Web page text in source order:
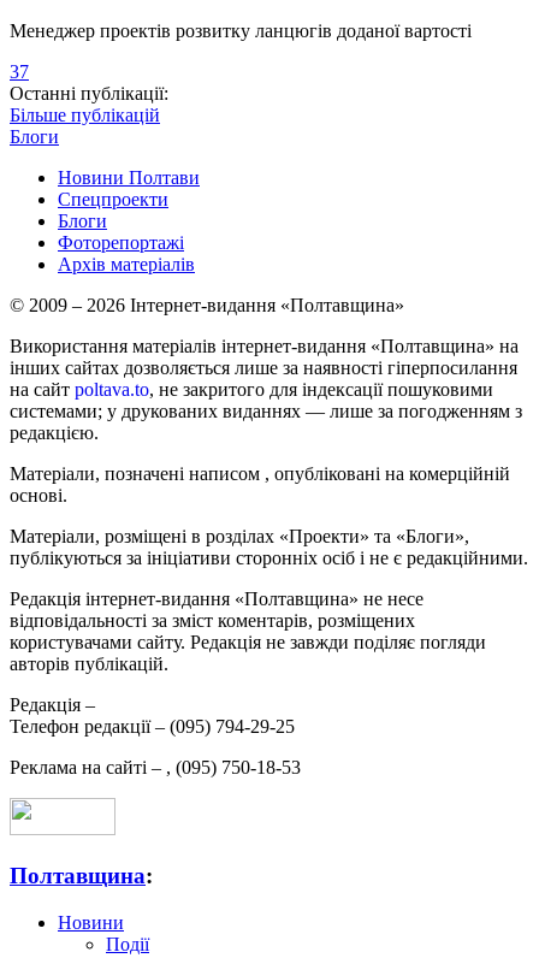
Менеджер проектів розвитку ланцюгів доданої вартості
37
Останні публікації:
Більше публікацій
Блоги
Новини Полтави
Спецпроекти
Блоги
Фоторепортажі
Архів матеріалів
© 2009 – 2026 Інтернет-видання «Полтавщина»
Використання матеріалів інтернет-видання «Полтавщина» на
інших сайтах дозволяється лише за наявності гіперпосилання
на сайт poltava.to, не закритого для індексації пошуковими
системами; у друкованих виданнях — лише за погодженням з
редакцією.
Матеріали, позначені написом , опубліковані на комерційній
основі.
Матеріали, розміщені в розділах «Проекти» та «Блоги»,
публікуються за ініціативи сторонніх осіб і не є редакційними.
Редакція інтернет-видання «Полтавщина» не несе
відповідальності за зміст коментарів, розміщених
користувачами сайту. Редакція не завжди поділяє погляди
авторів публікацій.
Редакція –
Телефон редакції – (095) 794-29-25
Реклама на сайті – , (095) 750-18-53
Полтавщина:
Новини
Події